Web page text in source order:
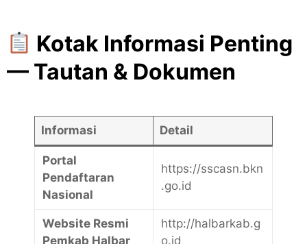
Kotak Informasi Penting
— Tautan & Dokumen
Informasi Detail
Portal
Pendaftaran
Nasional
https://sscasn.bkn
.go.id
Website Resmi
Pemkab Halbar
http://halbarkab.g
o.id